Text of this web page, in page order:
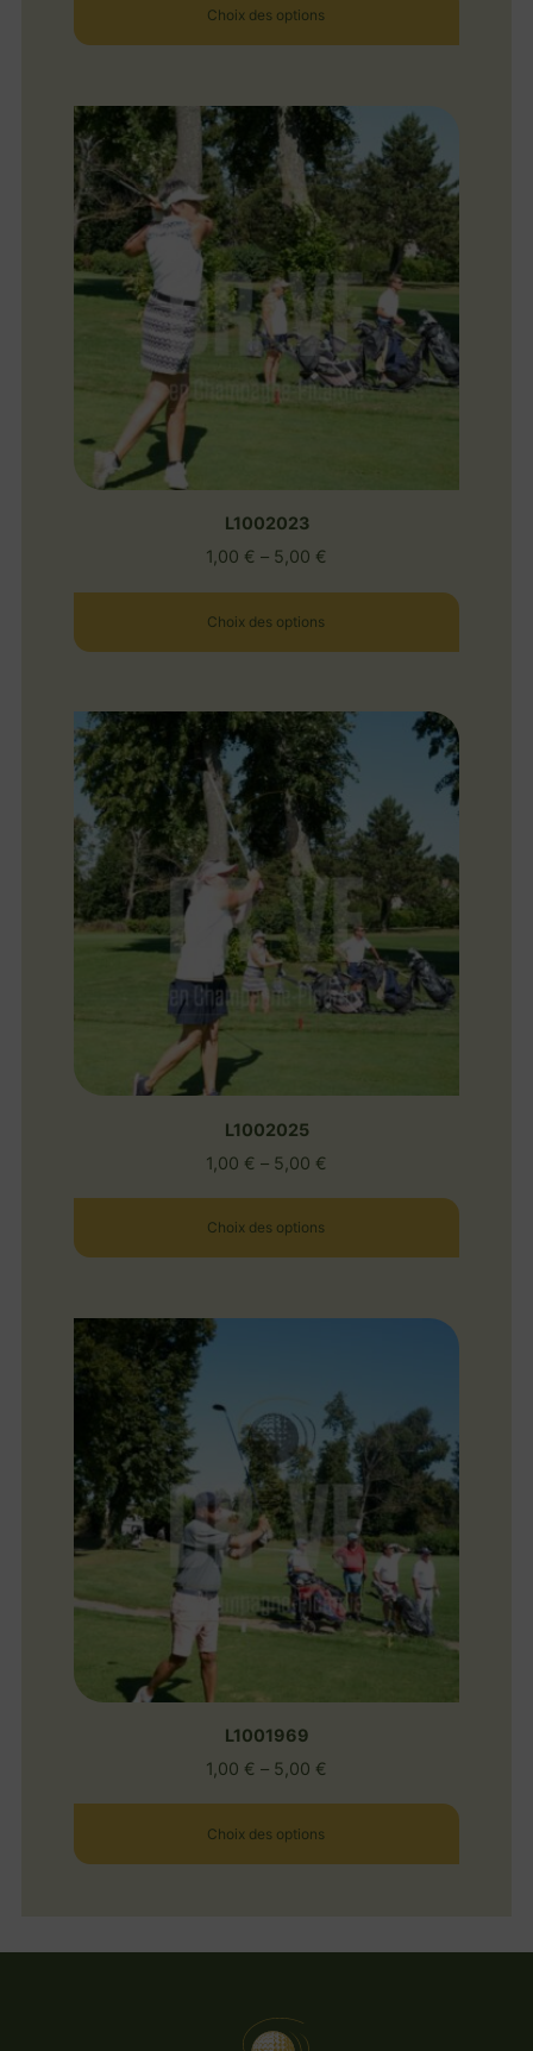
Choix des options
L1002023
1,00 € – 5,00 €
Choix des options
L1002025
1,00 € – 5,00 €
Choix des options
L1001969
1,00 € – 5,00 €
Choix des options